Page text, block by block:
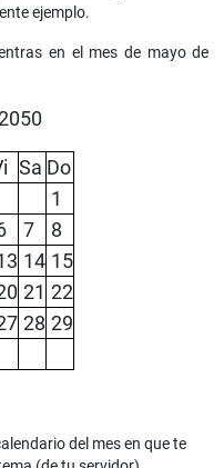
ejemplo.
en el mes de mayo de
Sa Do
1
7
8
14 15
21 22
28 29
del mes en que te